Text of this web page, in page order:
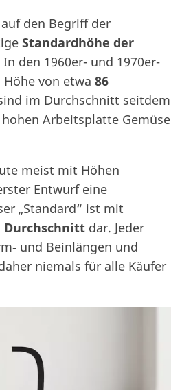
den Begriff der
Standardhöhe der
den 1960er- und 1970er-
von etwa 86
im Durchschnitt seitdem
Arbeitsplatte Gemüse
meist mit Höhen
Entwurf eine
„Standard“ ist mit
dar. Jeder
und Beinlängen und
niemals für alle Käufer